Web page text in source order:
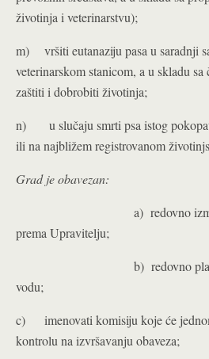
životinja i veterinarstvu);
m) vršiti eutanaziju pasa u saradnji
veterinarskom stanicom, a u skladu
zaštiti i dobrobiti životinja;
n) u slučaju smrti psa istog
ili na najbližem registrovanom
Grad je obavezan:
a) redovno izmirivati
prema Upravitelju;
b) redovno plaćati
vodu;
c) imenovati komisiju koje će
kontrolu na izvršavanju obaveza;